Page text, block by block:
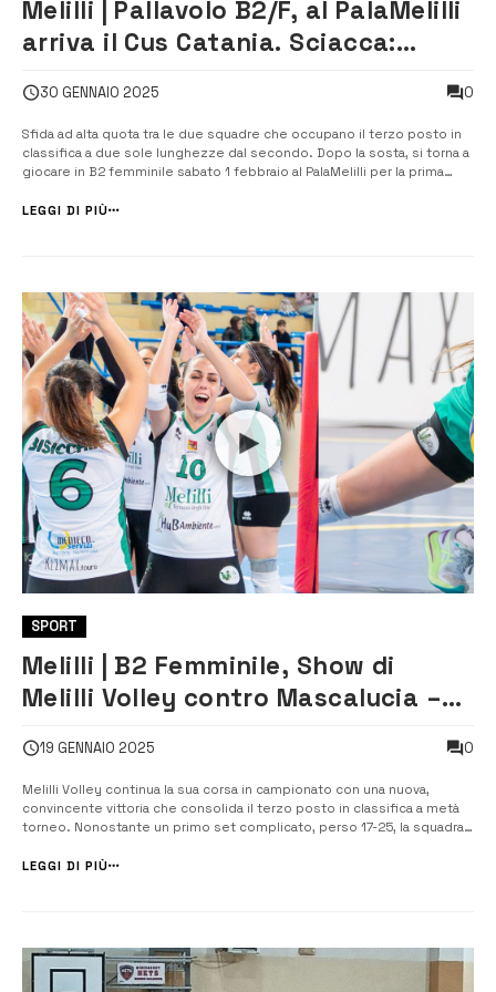
Melilli | Pallavolo B2/F, al PalaMelilli
arriva il Cus Catania. Sciacca:
30 GENNAIO 2025 0
Sfida ad alta quota tra le due squadre che occupano il terzo posto in
classifica a due sole lunghezze dal secondo. Dopo la sosta, si torna a
giocare in B2 femminile sabato 1 febbraio al PalaMelilli per la prima
All’andata, il Melilli […]
LEGGI DI PIÙ
SPORT
Melilli | B2 Femminile, Show di
Melilli Volley contro Mascalucia –
19 GENNAIO 2025 0
Melilli Volley continua la sua corsa in campionato con una nuova,
convincente vittoria che consolida il terzo posto in classifica a metà
torneo. Nonostante un primo set complicato, perso 17-25, la squadra
parziale di 11-3 subito nel primo set, la squadra si è rialzata senza sm...
LEGGI DI PIÙ